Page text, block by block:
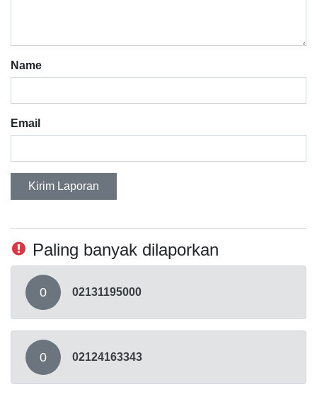
Name
Email
Kirim Laporan
Paling banyak dilaporkan
0 02131195000
0 02124163343